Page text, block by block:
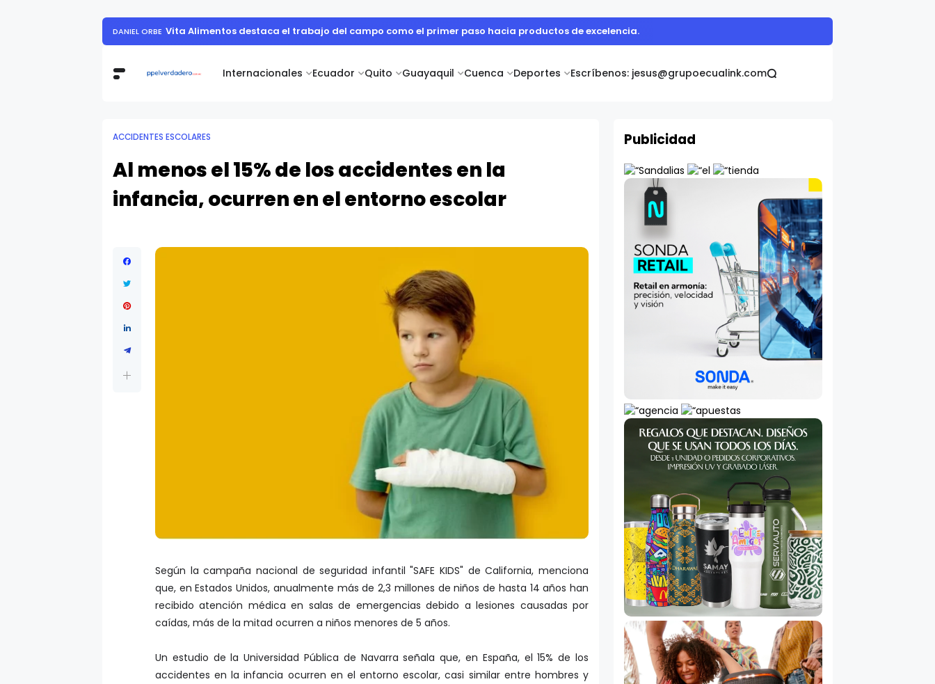
Internacionales Ecuador Quito Guayaquil Cuenca Deportes Escríbenos: jesus@grupoecualink.com
Muestra de arte contemporáneo reunió a cuerpo diplomático y artistas nacionales en la Academia Diplomática Galo Plaza
ACCIDENTES ESCOLARES
Al menos el 15% de los accidentes en la
infancia, ocurren en el entorno escolar
Según la campaña nacional de seguridad infantil "SAFE KIDS" de California, menciona
que, en Estados Unidos, anualmente más de 2,3 millones de niños de hasta 14 años han
recibido atención médica en salas de emergencias debido a lesiones causadas por
caídas, más de la mitad ocurren a niños menores de 5 años.
Un estudio de la Universidad Pública de Navarra señala que, en España, el 15% de los
accidentes en la infancia ocurren en el entorno escolar, casi similar entre hombres y
Publicidad